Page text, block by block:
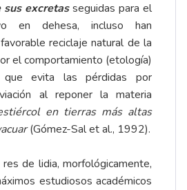
sus excretasseguidas para el
en dehesa, incluso han
reciclaje natural de la
el comportamiento (etología)
evita las pérdidas por
al reponer la materia
en tierras más altas
(Gómez-Sal et al., 1992).
de lidia, morfológicamente,
estudiosos académicos